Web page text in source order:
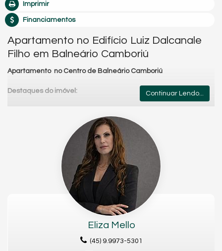
Imprimir
Financiamentos
Apartamento no Edifício Luiz Dalcanale
Filho em Balneário Camboriú
Apartamento no Centro de Balneário Camboriú
Destaques do imóvel:
Ampla área social integrada;
1 vaga de garagem;
Localização privilegiada no Centro de Balneário Camboriú.
1 suíte + 2 dormitórios
Dependência de empregada com banheiro
Continuar Lendo...
Eliza Mello
(45) 9.9973-5301